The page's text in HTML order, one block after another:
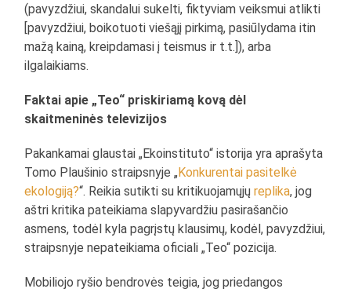
(pavyzdžiui, skandalui sukelti, fiktyviam veiksmui atlikti
[pavyzdžiui, boikotuoti viešąjį pirkimą, pasiūlydama itin
mažą kainą, kreipdamasi į teismus ir t.t.]), arba
ilgalaikiams.
Faktai apie „Teo“ priskiriamą kovą dėl
skaitmeninės televizijos
Pakankamai glaustai „Ekoinstituto“ istorija yra aprašyta
Tomo Plaušinio straipsnyje „Konkurentai pasitelkė
ekologiją?“. Reikia sutikti su kritikuojamųjųreplika, jog
aštri kritika pateikiama slapyvardžiu pasirašančio
asmens, todėl kyla pagrįstų klausimų, kodėl, pavyzdžiui,
straipsnyje nepateikiama oficiali „Teo“ pozicija.
Mobiliojo ryšio bendrovės teigia, jog priedangos